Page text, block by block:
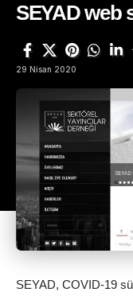
SEYAD web
29 Nisan 2020
SEYAD, COVID-19